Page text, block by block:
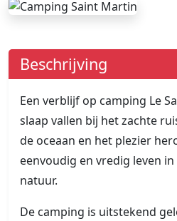
Beschrijving
Een verblijf op camping Le
slaap vallen bij het zachte
de oceaan en het plezier
eenvoudig en vredig leven
natuur.
De camping is uitstekend